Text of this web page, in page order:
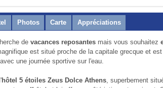
Photos Carte Appréciations
devacances reposantes mais vous souhaitez
est situé proche de la capitale grecque et
une journée sportive sur l'eau.
hôtel 5 étoiles Zeus Dolce Athens , superbement